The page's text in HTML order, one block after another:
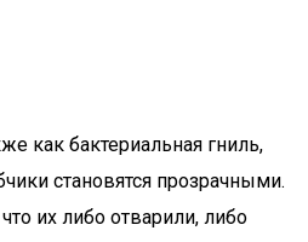
как бактериальная гниль,
становятся прозрачными.
их либо отварили, либо